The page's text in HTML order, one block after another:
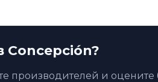
Concepción?
производителей и оцените